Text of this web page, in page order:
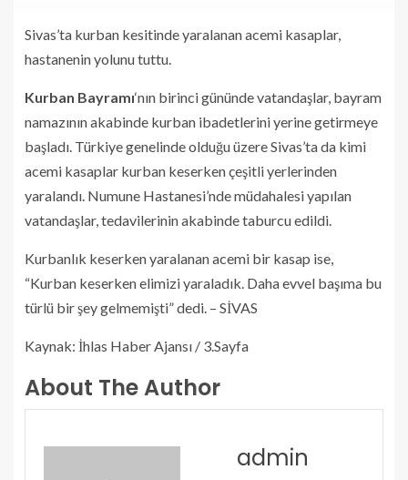
Sivas’ta kurban kesitinde yaralanan acemi kasaplar,
hastanenin yolunu tuttu.
Kurban Bayramı‘nın birinci gününde vatandaşlar, bayram
namazının akabinde kurban ibadetlerini yerine getirmeye
başladı. Türkiye genelinde olduğu üzere Sivas’ta da kimi
acemi kasaplar kurban keserken çeşitli yerlerinden
yaralandı. Numune Hastanesi’nde müdahalesi yapılan
vatandaşlar, tedavilerinin akabinde taburcu edildi.
Kurbanlık keserken yaralanan acemi bir kasap ise,
“Kurban keserken elimizi yaraladık. Daha evvel başıma bu
türlü bir şey gelmemişti” dedi. – SİVAS
Kaynak: İhlas Haber Ajansı / 3.Sayfa
About The Author
admin